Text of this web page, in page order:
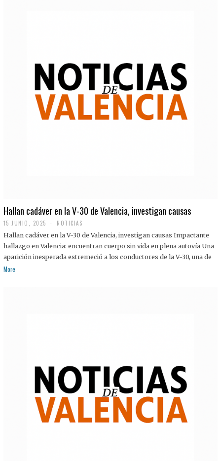
Hallan cadáver en la V-30 de Valencia, investigan causas
15 JUNIO, 2025 NOTICIAS
Hallan cadáver en la V-30 de Valencia, investigan causas Impactante
hallazgo en Valencia: encuentran cuerpo sin vida en plena autovía Una
aparición inesperada estremeció a los conductores de la V-30, una de
More